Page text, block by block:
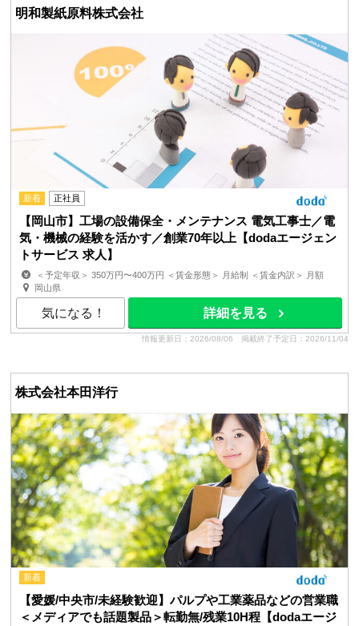
明和製紙原料株式会社
新着 正社員
【岡山市】工場の設備保全・メンテナンス 電気工事士／電
気・機械の経験を活かす／創業70年以上【dodaエージェン
トサービス 求人】
＜予定年収＞ 350万円〜400万円 ＜賃金形態＞ 月給制 ＜賃金内訳＞ 月額
（基本給）：185,000円〜235,000円 その他固定手当...
岡山県
気になる！ 詳細を見る
情報更新日：2026/08/06 掲載終了予定日：2026/11/04
株式会社本田洋行
新着
【愛媛/中央市/未経験歓迎】パルプや工業薬品などの営業職
＜メディアでも話題製品＞転勤無/残業10H程【dodaエージ